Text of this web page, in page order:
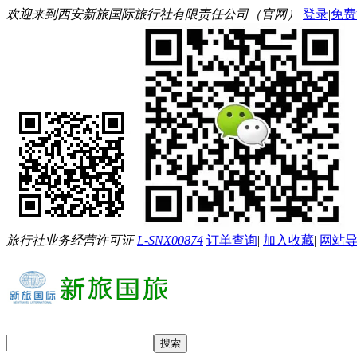
欢迎来到西安新旅国际旅行社有限责任公司（官网） 登录|免
旅行社业务经营许可证L-SNX00874 订单查询| 加入收藏| 网站